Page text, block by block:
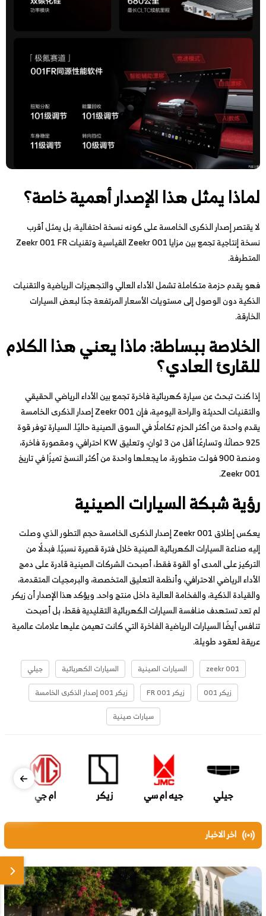
لماذا يمثل هذا الإصدار أهمية خاصة؟
لا يقتصر إصدار الذكرى الخامسة على كونه نسخة احتفالية، بل يمثل أقرب
نسخة إنتاجية تجمع بين مزايا Zeekr 001 القياسية وتقنيات Zeekr 001 FR
المتطرفة.
فهو يقدم حزمة متكاملة تشمل الأداء العالي والتجهيزات الرياضية والتقنيات
الذكية دون الوصول إلى مستويات الأسعار المرتفعة جدًا لبعض السيارات
الخارقة.
الخلاصة ببساطة: ماذا يعني هذا الكلام
للقارئ العادي؟
إذا كنت تبحث عن سيارة كهربائية فاخرة تجمع بين الأداء الرياضي الحقيقي
والتقنيات الحديثة والراحة اليومية، فإن Zeekr 001 إصدار الذكرى الخامسة
يقدم واحدة من أكثر الحزم تكاملًا في السوق الصينية حاليًا. السيارة توفر قوة
925 حصانًا، وتسارعًا أقل من 3 ثوانٍ، وتعليق KW احترافي، ومقصورة فاخرة،
ومنصة 900 فولت متطورة، ما يجعلها واحدة من أكثر النسخ تميزًا في تاريخ
Zeekr 001.
رؤية شبكة السيارات الصينية
يعكس إطلاق Zeekr 001 إصدار الذكرى الخامسة حجم التطور الذي وصلت
إليه صناعة السيارات الكهربائية الصينية خلال فترة قصيرة نسبيًا. فبدلًا من
التركيز على المدى أو القوة فقط، أصبحت الشركات الصينية قادرة على دمج
الأداء الرياضي الاحترافي، وأنظمة التعليق المتخصصة، والبرمجيات المتقدمة،
والقيادة الذكية، والفخامة العالية داخل منتج واحد. ويؤكد هذا الإصدار أن زيكر
لم تعد تستهدف منافسة السيارات الكهربائية التقليدية فقط، بل أصبحت
تنافس أيضًا السيارات الرياضية الفاخرة التي كانت تهيمن عليها علامات عالمية
عريقة لعقود طويلة.
zeekr 001 السيارات الصينية السيارات الكهربائية
جيلي
زيكر 001
زيكر 001 FR
زيكر 001 إصدار الذكرى الخامسة
سيارات صينية
جيلي جيه ام سي زيكر ام جي
اخر الاخبار